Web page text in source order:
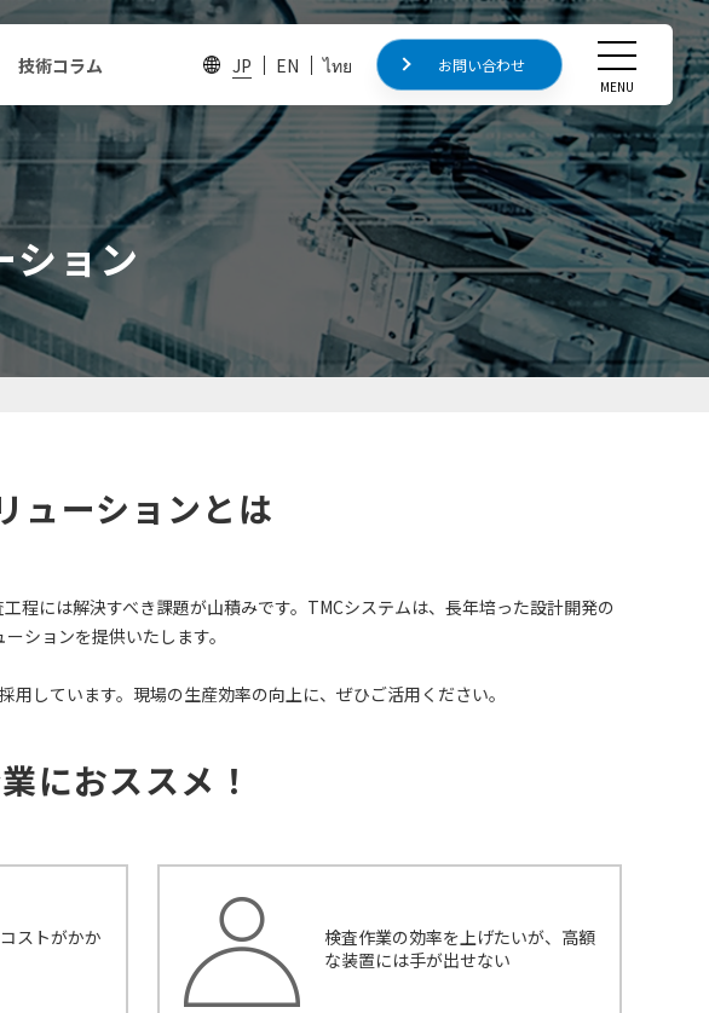
技術コラム JP EN ไทย お問い合わせ
MENU
ション
お問い合わせ
CLOSE
研究・開発
開発中の製品
研究論文・学会発表
ューションとは
程には解決すべき課題が山積みです。TMCシステムは、長年培った設計開発の
ションを提供いたします。
しています。現場の生産効率の向上に、ぜひご活用ください。
におススメ！
ストがかか
検査作業の効率を上げたいが、高額
な装置には手が出せない